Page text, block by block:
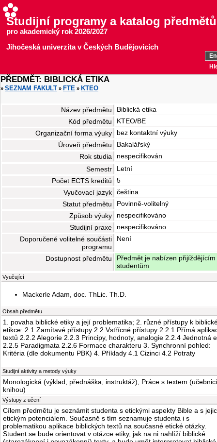
Studijní programy a katalog předmětů
pro akademický rok 2026/2027
Jihočeská univerzita v Českých Budějovicích
PŘEDMĚT: BIBLICKÁ ETIKA
» SEZNAM FAKULT » FTE » KTEO
Název předmětu
Biblická etika
Kód předmětu
KTEO/BE
Organizační forma výuky
bez kontaktní výuky
Úroveň předmětu
Bakalářský
Rok studia
nespecifikován
Semestr
Letní
Počet ECTS kreditů
5
Vyučovací jazyk
čeština
Statut předmětu
Povinně-volitelný
Způsob výuky
nespecifikováno
Studijní praxe
nespecifikováno
Doporučené volitelné součásti
programu
Není
Dostupnost předmětu
Předmět je nabízen přijíždějícím
studentům
Vyučující
Mackerle Adam, doc. ThLic. Th.D.
Obsah předmětu
1. povaha biblické etiky a její problematika; 2. různé přístupy k
etikce: 2.1 Zamítavé přístupy 2.2 Vstřícné přístupy 2.2.1 Přímá
textů 2.2.2 Alegorie 2.2.3 Principy, hodnoty, analogie 2.2.4 Jednotná
2.2.5 Paradigmata 2.2.6 Formace charakteru 3. Synchronní pohled:
Kritéria (dle dokumentu PBK) 4. Příklady 4.1 Cizinci 4.2 Potraty
Studijní aktivity a metody výuky
Monologická (výklad, přednáška, instruktáž), Práce s textem
knihou)
Výstupy z učení
Cílem předmětu je seznámit studenta s etickými aspekty Bible a s
etickým potenciálem. Současně s tím seznamuje studenta i s
problematikou aplikace biblických textů na současné etické otázky.
Student se bude orientovat v otázce etiky, jak na ni nahlíží biblické